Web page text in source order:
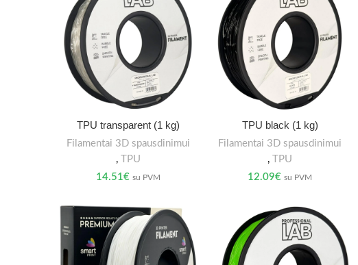
TPU transparent (1 kg)
Filamentai 3D spausdinimui
, TPU
14.51€ su PVM
TPU black (1 kg)
Filamentai 3D spausdinimui
,TPU
12.09€ su PVM